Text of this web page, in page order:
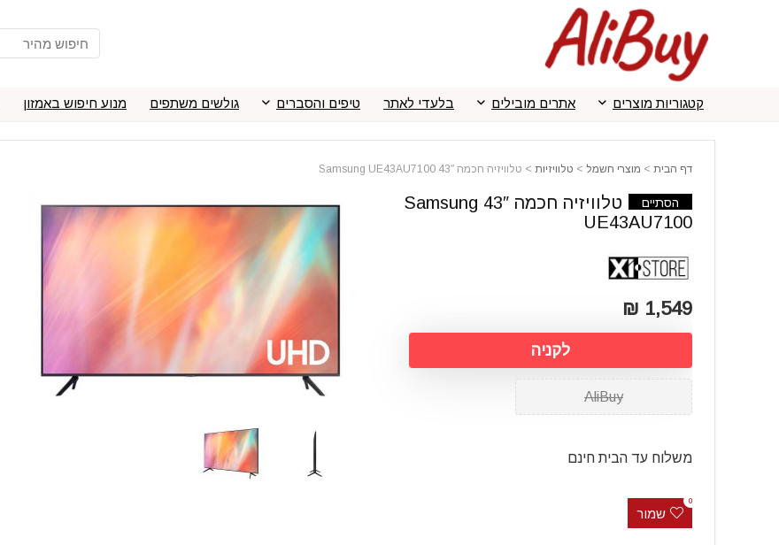
קטגוריות מוצרים אתרים מובילים בלעדי לאתר טיפים והסברים גולשים משתפים מנוע חיפוש באמזון
דף הבית > מוצרי חשמל > טלוויזיות > טלוויזיה חכמה 43″ Samsung UE43AU7100
הסתיים
טלוויזיה חכמה 43″ Samsung
UE43AU7100
1,549 ₪
לקניה
AliBuy
משלוח עד הבית חינם
שמור
0